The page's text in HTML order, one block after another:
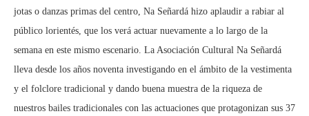
jotas o danzas primas del centro, Na Señardá hizo aplaudir a rabiar al
público lorientés, que los verá actuar nuevamente a lo largo de la
semana en este mismo escenario. La Asociación Cultural Na Señardá
lleva desde los años noventa investigando en el ámbito de la vestimenta
y el folclore tradicional y dando buena muestra de la riqueza de
nuestros bailes tradicionales con las actuaciones que protagonizan sus 37